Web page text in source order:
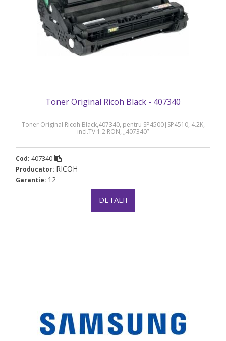
Toner Original Ricoh Black - 407340
Toner Original Ricoh Black,407340, pentru SP4500|SP4510, 4.2K,
incl.TV 1.2 RON, „407340”
Cod: 407340
Producator: RICOH
Garantie: 12
DETALII